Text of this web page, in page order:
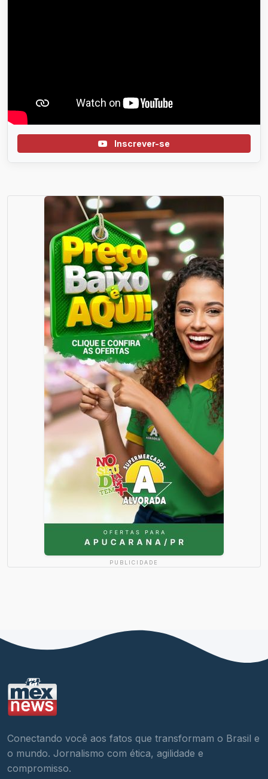
Inscrever-se
PUBLICIDADE
Conectando você aos fatos que transformam o Brasil e
o mundo. Jornalismo com ética, agilidade e
compromisso.